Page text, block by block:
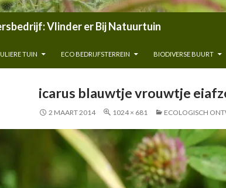
Vlinder er Bij Natuurtuin
TUIN ECO BEDRIJFSTERREIN BIODIVERSE BUURT
icarus blauwtje vrouwtje
2 MAART 2014 1024 × 681 ECOLOGISCH